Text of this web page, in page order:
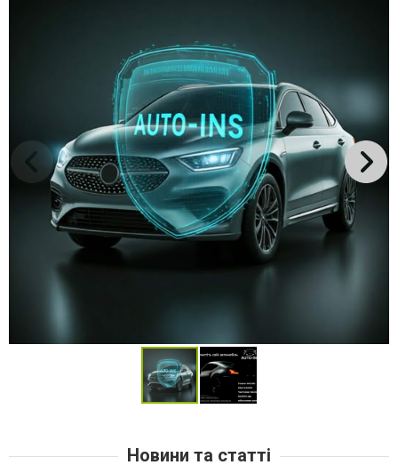
Новини та статті